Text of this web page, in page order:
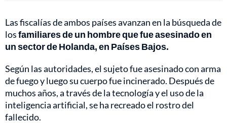
Las fiscalías de ambos países avanzan en la búsqueda de
losfamiliares de un hombre que fue asesinado en
un sector de Holanda, en Países Bajos.
Según las autoridades, el sujeto fue asesinado con arma
de fuego y luego su cuerpo fue incinerado. Después de
muchos años, a través de la tecnología y el uso de la
inteligencia artificial, se ha recreado el rostro del
fallecido.